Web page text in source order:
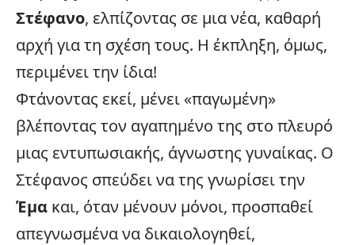
Στέφανο, ελπίζοντας σε μια νέα, καθαρή
αρχή για τη σχέση τους. Η έκπληξη, όμως,
περιμένει την ίδια!
Φτάνοντας εκεί, μένει «παγωμένη»
βλέποντας τον αγαπημένο της στο πλευρό
μιας εντυπωσιακής, άγνωστης γυναίκας. Ο
Στέφανος σπεύδει να της γνωρίσει την
Έμα και, όταν μένουν μόνοι, προσπαθεί
απεγνωσμένα να δικαιολογηθεί,